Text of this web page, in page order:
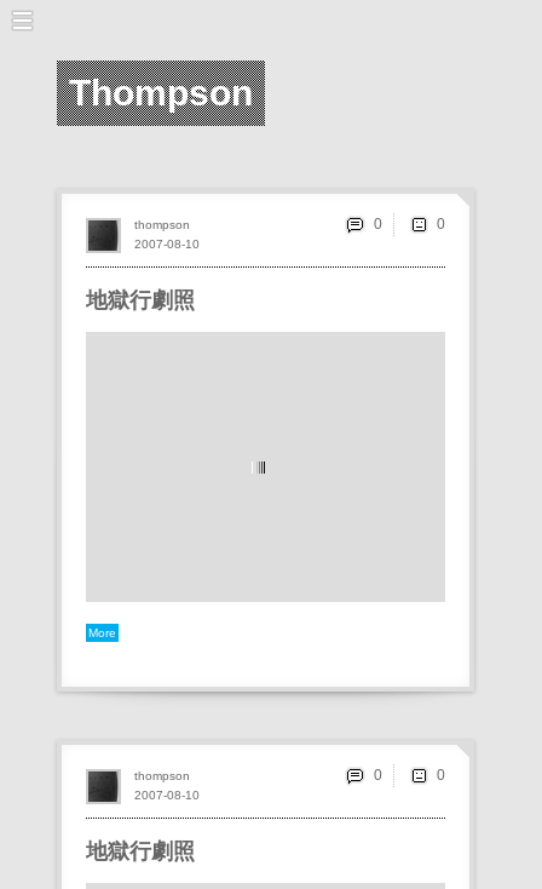
Thompson
地獄行劇照
More
2007-08-10
thompson 0
地獄行劇照
2007-08-10
thompson 0